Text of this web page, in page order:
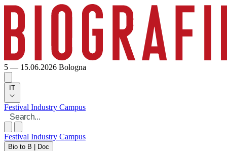
5 — 15.06.2026 Bologna
IT
Festival Industry Campus
Festival Industry Campus
Bio to B | Doc